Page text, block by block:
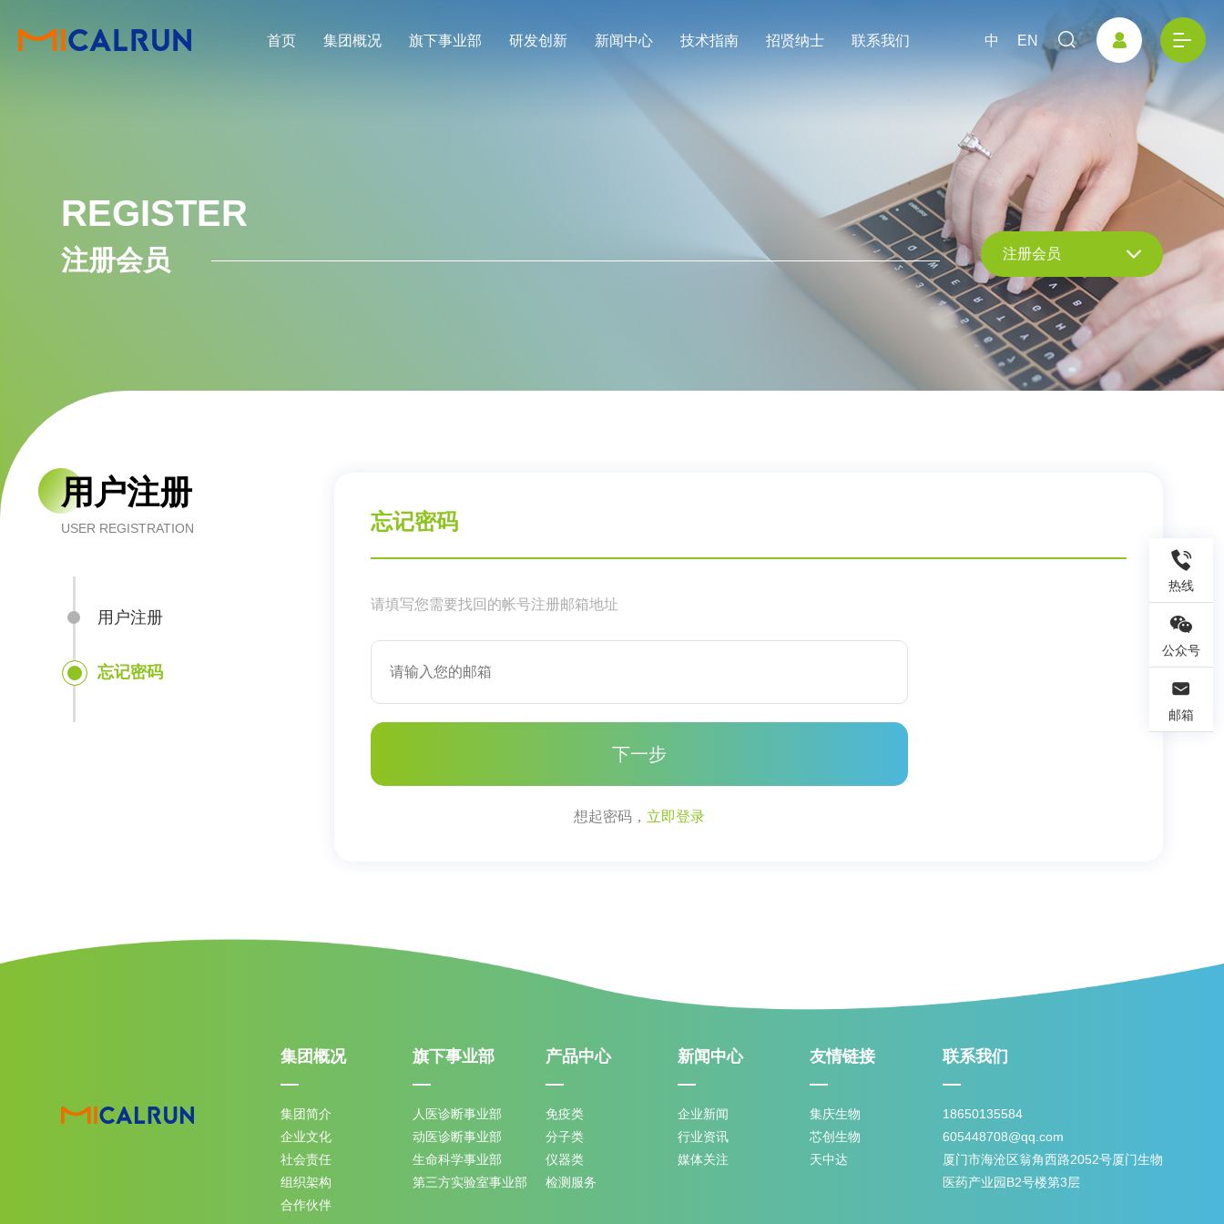
首页 集团概况 旗下事业部 研发创新 新闻中心 技术指南 招贤纳士 联系我们 中 EN
REGISTER
注册会员 注册会员
用户注册
USER REGISTRATION
用户注册
忘记密码
忘记密码
请填写您需要找回的帐号注册邮箱地址
下一步
想起密码， 立即登录
热线
公众号
邮箱
集团概况
集团简介
企业文化
社会责任
组织架构
合作伙伴
旗下事业部
人医诊断事业部
动医诊断事业部
生命科学事业部
第三方实验室事业部
产品中心
免疫类
分子类
仪器类
检测服务
新闻中心
企业新闻
行业资讯
媒体关注
友情链接
集庆生物
芯创生物
天中达
联系我们
18650135584
605448708@qq.com
厦门市海沧区翁角西路2052号厦门生物
医药产业园B2号楼第3层